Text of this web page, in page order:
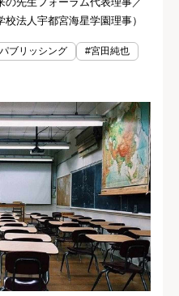
法人宇都宮海星学園理事）
ブリッシング #宮田純也